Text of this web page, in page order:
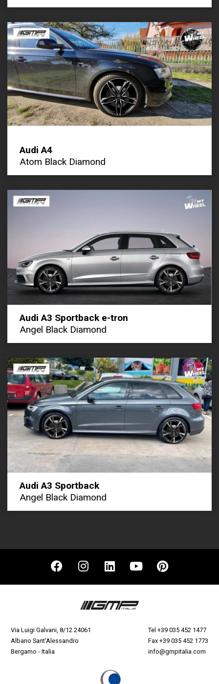
Audi A4
Atom Black Diamond
Audi A3 Sportback e-tron
Angel Black Diamond
Audi A3 Sportback
Angel Black Diamond
Via Luigi Galvani, 8/12 24061
Albano Sant'Alessandro
Bergamo - Italia
Tel +39 035 452 1477
Fax +39 035 452 1773
info@gmpitalia.com